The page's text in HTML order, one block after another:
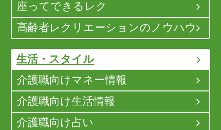
座ってできるレク
高齢者レクリエーションのノウハウ
生活・スタイル
介護職向けマネー情報
介護職向け生活情報
介護職向け占い